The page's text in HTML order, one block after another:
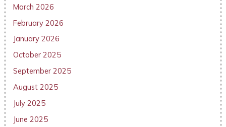
March 2026
February 2026
January 2026
October 2025
September 2025
August 2025
July 2025
June 2025